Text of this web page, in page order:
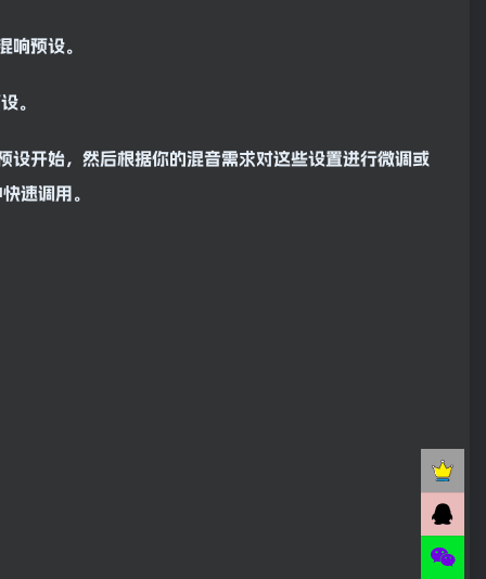
预设。
。
设开始，然后根据你的混音需求对这些设置进行微调或
速调用。